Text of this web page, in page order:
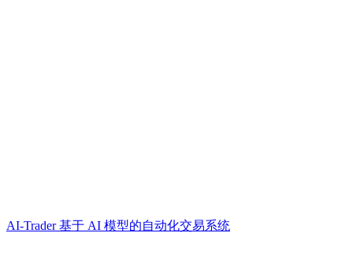
AI-Trader 基于 AI 模型的自动化交易系统